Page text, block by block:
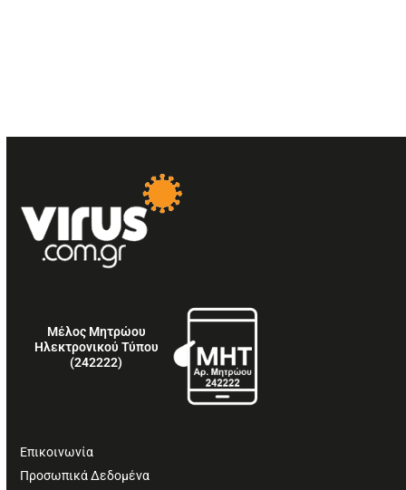
Μέλος Μητρώου
Ηλεκτρονικού Τύπου
(242222)
Επικοινωνία
Προσωπικά Δεδομένα